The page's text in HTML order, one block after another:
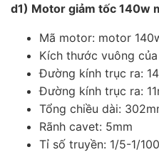
d1) Motor giảm tốc 140w
Mã motor: motor
Kích thước vuông
Đường kính trục ra:
Đường kính trục ra:
Tổng chiều dài:
Rãnh cavet: 5mm
Tỉ số truyền: 1/5-1/100